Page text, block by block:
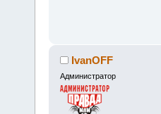
IvanOFF
Администратор